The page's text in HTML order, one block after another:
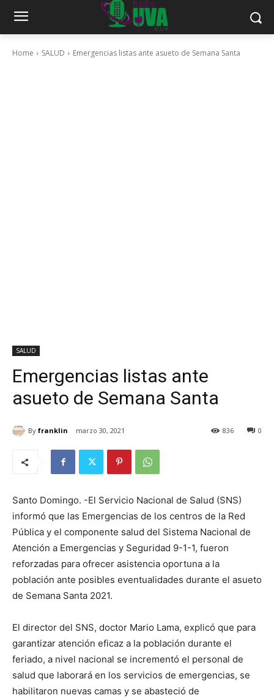
Home SALUD Emergencias listas ante asueto de Semana Santa
SALUD
Emergencias listas ante
asueto de Semana Santa
By franklin marzo 30, 2021 0
836
Santo Domingo. -El Servicio Nacional de Salud (SNS)
informó que las Emergencias de los centros de la Red
Pública y el componente salud del Sistema Nacional de
Atención a Emergencias y Seguridad 9-1-1, fueron
reforzadas para ofrecer asistencia oportuna a la
población ante posibles eventualidades durante el asueto
de Semana Santa 2021.
El director del SNS, doctor Mario Lama, explicó que para
garantizar atención eficaz a la población durante el
feriado, a nivel nacional se incrementó el personal de
salud que laborará en los servicios de emergencias, se
habilitaron nuevas camas y se abasteció de